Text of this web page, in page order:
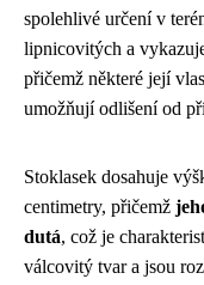
spolehlivé určení v
lipnicovitých a
přičemž některé její
umožňují odlišení od
Stoklasek dosahuje
centimetry, přičemž
dutá, což je
válcovitý tvar a jsou